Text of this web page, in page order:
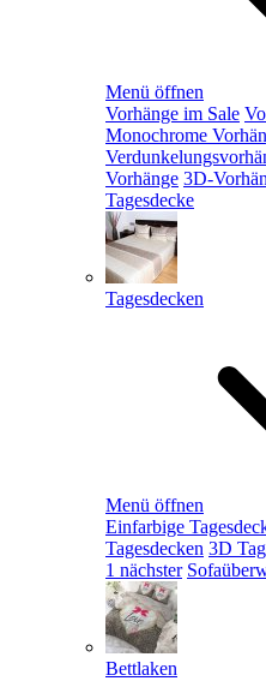
Menü öffnen
Vorhänge im Sale
Monochrome
Vorhänge 3D-
Tagesdecke
Tagesdecken
Menü öffnen
Einfarbige
Tagesdecken 3D
1 nächster
Bettlaken